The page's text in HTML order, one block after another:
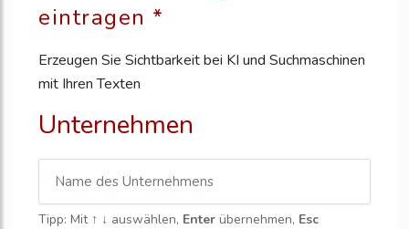
eintragen *
Erzeugen Sie Sichtbarkeit bei KI und Suchmaschinen
mit Ihren Texten
Unternehmen
Tipp: Mit ↑ ↓ auswählen, Enter übernehmen, Esc